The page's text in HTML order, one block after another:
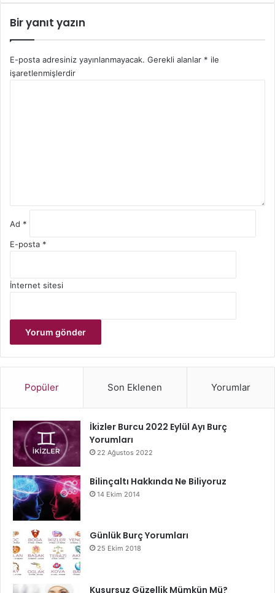
Bir yanıt yazın
E-posta adresiniz yayınlanmayacak. Gerekli alanlar * ile
işaretlenmişlerdir
Ad *
E-posta *
İnternet sitesi
Popüler Son Eklenen Yorumlar
İkizler Burcu 2022 Eylül Ayı Burç
Yorumları
22 Ağustos 2022
Bilinçaltı Hakkında Ne Biliyoruz
14 Ekim 2014
Günlük Burç Yorumları
25 Ekim 2018
Kusursuz Güzellik Mümkün Mü?